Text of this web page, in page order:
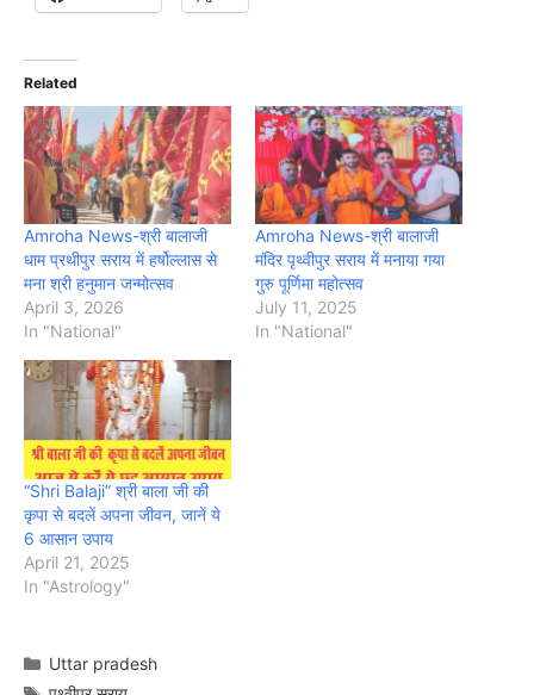
Related
Amroha News-श्री बालाजी
धाम प्रथीपुर सराय में हर्षोल्लास से
मना श्री हनुमान जन्मोत्सव
April 3, 2026
In "National"
Amroha News-श्री बालाजी
मंदिर पृथ्वीपुर सराय में मनाया गया
गुरु पूर्णिमा महोत्सव
July 11, 2025
In "National"
“Shri Balaji” श्री बाला जी की
कृपा से बदलें अपना जीवन, जानें ये
6 आसान उपाय
April 21, 2025
In "Astrology"
Categories
Uttar pradesh
Tags